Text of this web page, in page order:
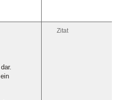
Zitat